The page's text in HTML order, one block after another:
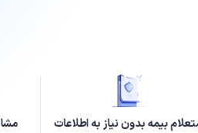
بیمه بدون نیاز به اطلاعات